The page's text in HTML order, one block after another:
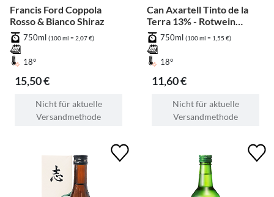
Francis Ford Coppola
Rosso & Bianco Shiraz
750ml (100 ml = 2,07 €)
18°
15,50 €
Nicht für aktuelle
Versandmethode
Can Axartell Tinto de la
Terra 13% - Rotwein
Mallorca Spanien - Bio
750ml (100 ml = 1,55 €)
18°
11,60 €
Nicht für aktuelle
Versandmethode